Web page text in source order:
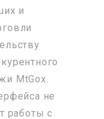
и
MtGox.
не
работы с